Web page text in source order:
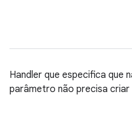
Handler que especifica que
parâmetro não precisa criar